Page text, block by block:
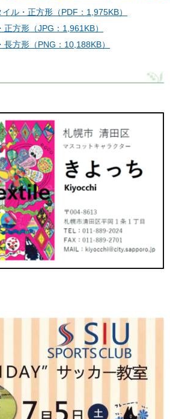
ル・正方形（PDF：1,975KB）
方形（JPG：1,961KB）
方形（PNG：10,188KB）